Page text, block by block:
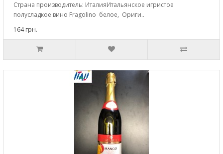
Страна производитель: ИталияИтальянское игристое
полусладкое вино Fragolino белое, Ориги..
164 грн.